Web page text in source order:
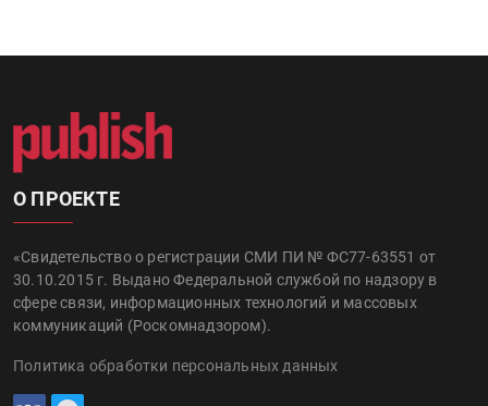
О ПРОЕКТЕ
«Свидетельство о регистрации СМИ ПИ № ФС77-63551 от
30.10.2015 г. Выдано Федеральной службой по надзору в
сфере связи, информационных технологий и массовых
коммуникаций (Роскомнадзором).
Политика обработки персональных данных